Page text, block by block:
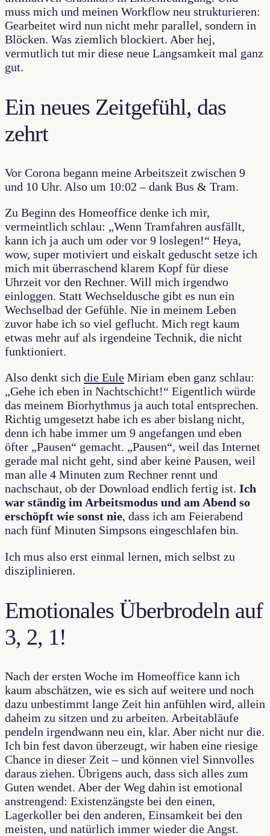
muss mich und meinen Workflow neu strukturieren:
Gearbeitet wird nun nicht mehr parallel, sondern in
Blöcken. Was ziemlich blockiert. Aber hej,
vermutlich tut mir diese neue Langsamkeit mal ganz
gut.
Ein neues Zeitgefühl, das
zehrt
Vor Corona begann meine Arbeitszeit zwischen 9
und 10 Uhr. Also um 10:02 – dank Bus & Tram.
Zu Beginn des Homeoffice denke ich mir,
vermeintlich schlau: „Wenn Tramfahren ausfällt,
kann ich ja auch um oder vor 9 loslegen!“ Heya,
wow, super motiviert und eiskalt geduscht setze ich
mich mit überraschend klarem Kopf für diese
Uhrzeit vor den Rechner. Will mich irgendwo
einloggen. Statt Wechseldusche gibt es nun ein
Wechselbad der Gefühle. Nie in meinem Leben
zuvor habe ich so viel geflucht. Mich regt kaum
etwas mehr auf als irgendeine Technik, die nicht
funktioniert.
Also denkt sich die Eule Miriam eben ganz schlau:
„Gehe ich eben in Nachtschicht!“ Eigentlich würde
das meinem Biorhythmus ja auch total entsprechen.
Richtig umgesetzt habe ich es aber bislang nicht,
denn ich habe immer um 9 angefangen und eben
öfter „Pausen“ gemacht. „Pausen“, weil das Internet
gerade mal nicht geht, sind aber keine Pausen, weil
man alle 4 Minuten zum Rechner rennt und
nachschaut, ob der Download endlich fertig ist. Ich
war ständig im Arbeitsmodus und am Abend so
erschöpft wie sonst nie, dass ich am Feierabend
nach fünf Minuten Simpsons eingeschlafen bin.
Ich mus also erst einmal lernen, mich selbst zu
disziplinieren.
Emotionales Überbrodeln auf
3, 2, 1!
Nach der ersten Woche im Homeoffice kann ich
kaum abschätzen, wie es sich auf weitere und noch
dazu unbestimmt lange Zeit hin anfühlen wird, allein
daheim zu sitzen und zu arbeiten. Arbeitabläufe
pendeln irgendwann neu ein, klar. Aber nicht nur die.
Ich bin fest davon überzeugt, wir haben eine riesige
Chance in dieser Zeit – und können viel Sinnvolles
daraus ziehen. Übrigens auch, dass sich alles zum
Guten wendet. Aber der Weg dahin ist emotional
anstrengend: Existenzängste bei den einen,
Lagerkoller bei den anderen, Einsamkeit bei den
meisten, und natürlich immer wieder die Angst.